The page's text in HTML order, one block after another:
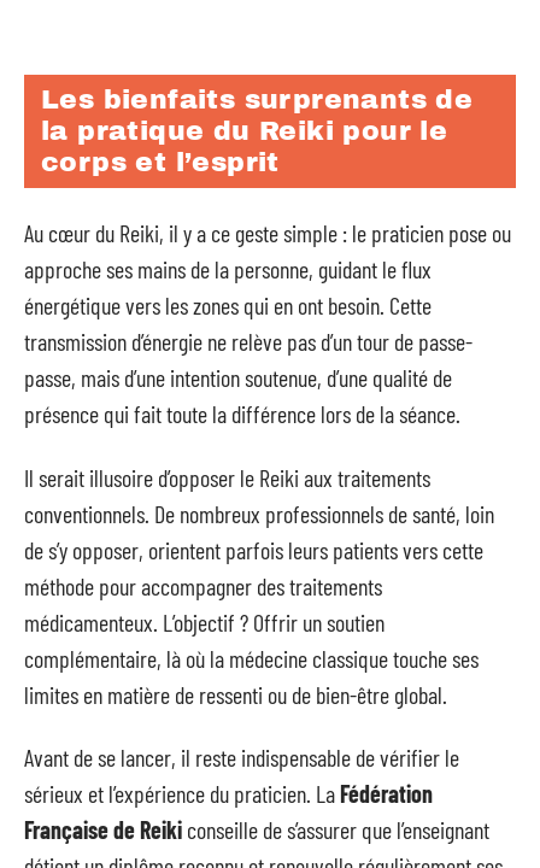
Les bienfaits surprenants de
la pratique du Reiki pour le
corps et l’esprit
Au cœur du Reiki, il y a ce geste simple : le praticien pose ou
approche ses mains de la personne, guidant le flux
énergétique vers les zones qui en ont besoin. Cette
transmission d’énergie ne relève pas d’un tour de passe-
passe, mais d’une intention soutenue, d’une qualité de
présence qui fait toute la différence lors de la séance.
Il serait illusoire d’opposer le Reiki aux traitements
conventionnels. De nombreux professionnels de santé, loin
de s’y opposer, orientent parfois leurs patients vers cette
méthode pour accompagner des traitements
médicamenteux. L’objectif ? Offrir un soutien
complémentaire, là où la médecine classique touche ses
limites en matière de ressenti ou de bien-être global.
Avant de se lancer, il reste indispensable de vérifier le
sérieux et l’expérience du praticien. LaFédération
Française de Reiki conseille de s’assurer que l’enseignant